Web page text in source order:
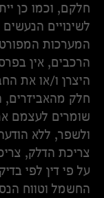
חלקם, וכמו כן
לשינויים
המערכות
הרכבים, אין
היצרן ו/או את
חלק מהאביזרים,
שומרים לעצמם
ולשפר, ללא
צריכת הדלק,
על פי דין לפי
החשמל וטווח